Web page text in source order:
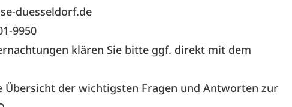
duesseldorf.de
9950
klären Sie bitte ggf. direkt mit dem
Übersicht der wichtigsten Fragen und Antworten zur